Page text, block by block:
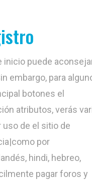
inicio puede
embargo, para
botones el
atributos, verás
de el sitio de
por
hindi, hebreo,
pagar foros y